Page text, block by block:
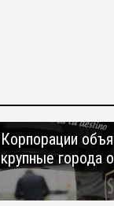
Корпорации
крупные города